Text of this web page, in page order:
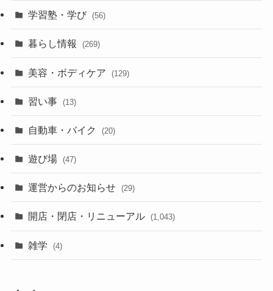
学習塾・学び (56)
暮らし情報 (269)
美容・ボディケア (129)
習い事 (13)
自動車・バイク (20)
遊び場 (47)
運営からのお知らせ (29)
開店・閉店・リニューアル (1,043)
雑学 (4)